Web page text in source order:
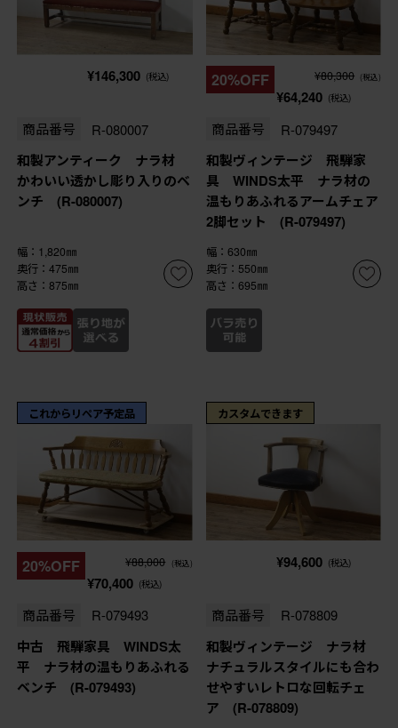
¥146,300 (税込)
商品番号 R-080007
和製アンティーク ナラ材
かわいい透かし彫り入りのベ
ンチ (R-080007)
幅：1,820㎜
奥行：475㎜
高さ：875㎜
20%OFF ¥80,300 (税込)
¥64,240 (税込)
商品番号 R-079497
和製ヴィンテージ 飛騨家
具 WINDS太平 ナラ材の
温もりあふれるアームチェア
2脚セット (R-079497)
幅：630㎜
奥行：550㎜
高さ：695㎜
これからリペア予定品
20%OFF ¥88,000 (税込)
¥70,400 (税込)
商品番号 R-079493
中古 飛騨家具 WINDS太
平 ナラ材の温もりあふれる
ベンチ (R-079493)
カスタムできます
¥94,600 (税込)
商品番号 R-078809
和製ヴィンテージ ナラ材
ナチュラルスタイルにも合わ
せやすいレトロな回転チェ
ア (R-078809)